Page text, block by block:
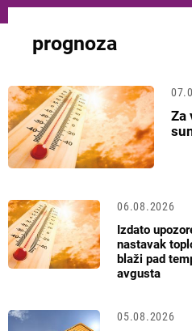
prognoza
Za
06.08.2026
Izdato
nastavak
blaži pad
avgusta
05.08.2026